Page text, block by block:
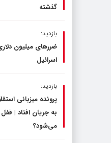
گذشته
بازدید:
ضررهای میلیون
اسرائیل
بازدید:
پرونده میزبانی
به جریان افتاد |
می‌شود؟